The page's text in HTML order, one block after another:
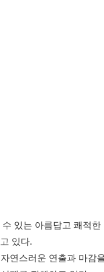
있는 아름답고 쾌적
있다.
연스러운 연출과 마감